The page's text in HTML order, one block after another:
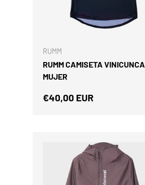
RUMM
RUMM CAMISETA VINICUNCA
MUJER
Precio normal
€40,00 EUR